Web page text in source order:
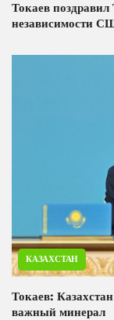
Токаев
независимости
КАЗАХСТАН
Токаев:
важный минерал